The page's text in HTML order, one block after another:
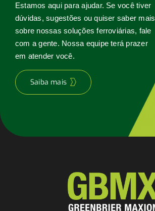
Estamos aqui para ajudar. Se você tiver
dúvidas, sugestões ou quiser saber mais
sobre nossas soluções ferroviárias, fale
com a gente. Nossa equipe terá prazer
em atender você.
Saiba mais